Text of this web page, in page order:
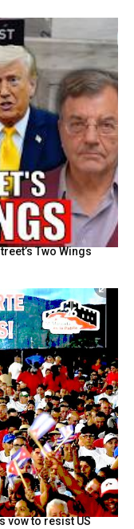
Two Wings
vow to resist US